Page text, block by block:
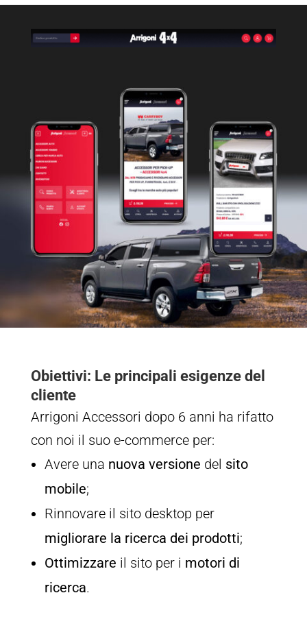
Obiettivi: Le principali esigenze del
cliente
Arrigoni Accessori dopo 6 anni ha rifatto
con noi il suo e-commerce per:
Avere una nuova versione del sito
mobile;
Rinnovare il sito desktop per
migliorare la ricerca dei prodotti;
Ottimizzare il sito per i motori di
ricerca.